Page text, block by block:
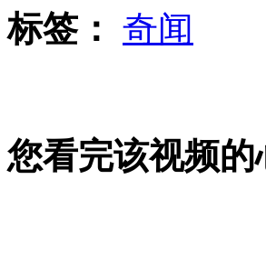
美国十大高薪职业 空管员列首位
标签： 奇闻
您看完该视频的